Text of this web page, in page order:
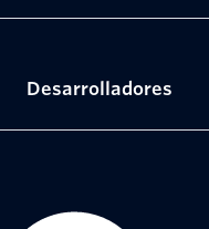
Desarrolladores